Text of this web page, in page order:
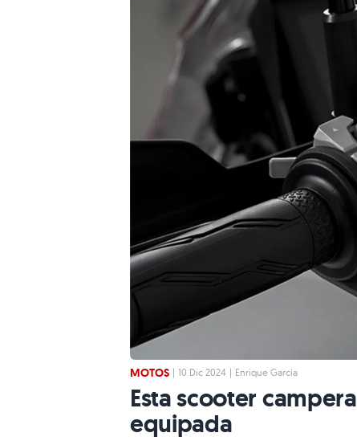
MOTOS | 10 Dic 2024 | Enrique García
Esta scooter
equipada